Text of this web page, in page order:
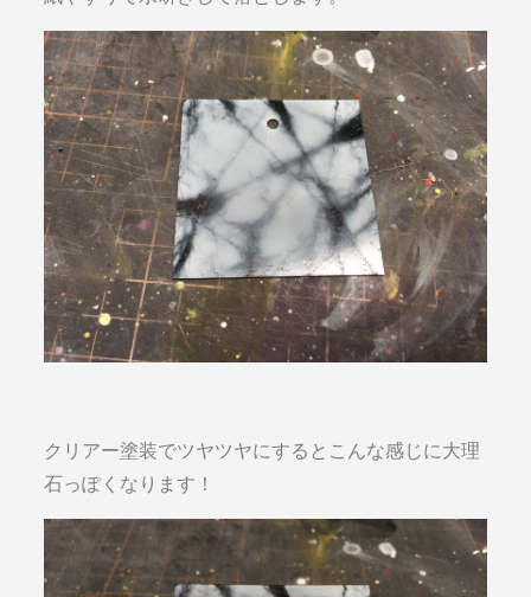
クリアー塗装でツヤツヤにするとこんな感じに大理
石っぽくなります！